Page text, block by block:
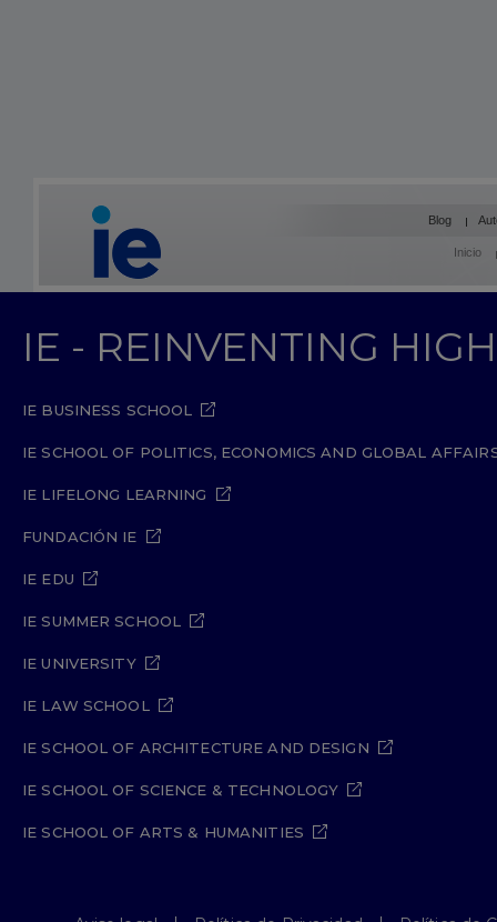
Blog
Inicio
IE - REINVENTING
IE BUSINESS SCHOOL
IE SCHOOL OF POLITICS, ECONOMICS AND GLOBAL
IE LIFELONG LEARNING
FUNDACIÓN IE
IE EDU
IE SUMMER SCHOOL
IE UNIVERSITY
IE LAW SCHOOL
IE SCHOOL OF ARCHITECTURE AND DESIGN
IE SCHOOL OF SCIENCE & TECHNOLOGY
IE SCHOOL OF ARTS & HUMANITIES